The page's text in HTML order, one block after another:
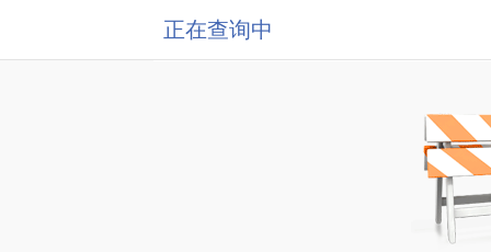
正在查询中